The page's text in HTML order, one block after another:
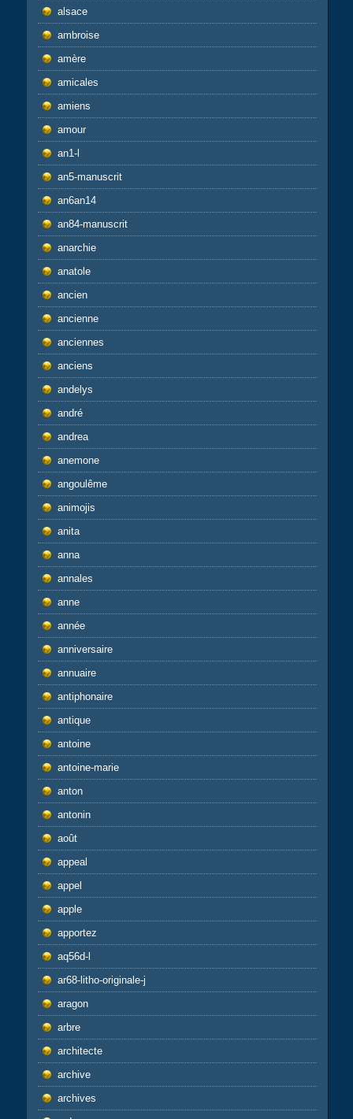
alsace
ambroise
amère
amicales
amiens
amour
an1-l
an5-manuscrit
an6an14
an84-manuscrit
anarchie
anatole
ancien
ancienne
anciennes
anciens
andelys
andré
andrea
anemone
angoulême
animojis
anita
anna
annales
anne
année
anniversaire
annuaire
antiphonaire
antique
antoine
antoine-marie
anton
antonin
août
appeal
appel
apple
apportez
aq56d-l
ar68-litho-originale-j
aragon
arbre
architecte
archive
archives